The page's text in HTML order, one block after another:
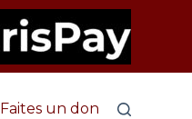
Faites un don